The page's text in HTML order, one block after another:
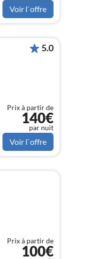
Voir l`offre
5.0
Prix à partir de
140€
par nuit
Voir l`offre
Prix à partir de
100€